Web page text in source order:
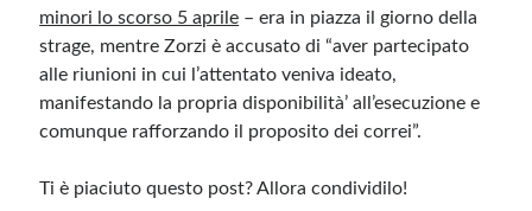
minori lo scorso 5 aprile – era in piazza il giorno della
strage, mentre Zorzi è accusato di “aver partecipato
alle riunioni in cui l’attentato veniva ideato,
manifestando la propria disponibilità’ all’esecuzione e
comunque rafforzando il proposito dei correi”.
Ti è piaciuto questo post? Allora condividilo!